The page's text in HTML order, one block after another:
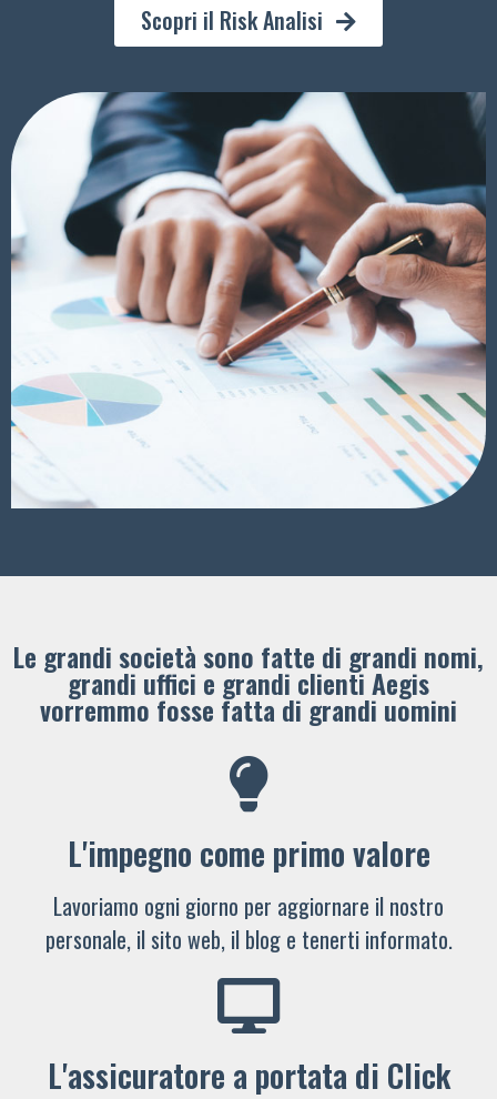
Scopri il Risk Analisi
Le grandi società sono fatte di grandi nomi,
grandi uffici e grandi clienti ​Aegis
vorremmo fosse fatta di grandi uomini
L'impegno come primo valore
Lavoriamo ogni giorno per aggiornare il nostro
personale, il sito web, il blog e tenerti informato.
L'assicuratore a portata di Click